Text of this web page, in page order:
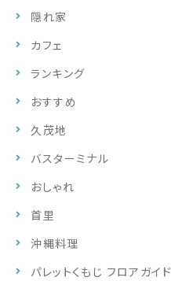
隠れ家
カフェ
ランキング
おすすめ
久茂地
バスターミナル
おしゃれ
首里
沖縄料理
パレットくもじ フロアガイド